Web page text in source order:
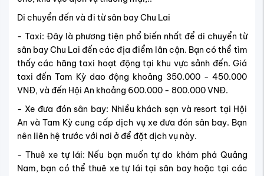
Di chuyển đến và đi từ sân bay Chu Lai
- Taxi: Đây là phương tiện phổ biến nhất để di chuyển từ
sân bay Chu Lai đến các địa điểm lân cận. Bạn có thể tìm
thấy các hãng taxi hoạt động tại khu vực sảnh đến. Giá
taxi đến Tam Kỳ dao động khoảng 350.000 - 450.000
VNĐ, và đến Hội An khoảng 600.000 - 800.000 VNĐ.
- Xe đưa đón sân bay: Nhiều khách sạn và resort tại Hội
An và Tam Kỳ cung cấp dịch vụ xe đưa đón sân bay. Bạn
nên liên hệ trước với nơi ở để đặt dịch vụ này.
- Thuê xe tự lái: Nếu bạn muốn tự do khám phá Quảng
Nam, bạn có thể thuê xe tự lái tại sân bay hoặc tại các